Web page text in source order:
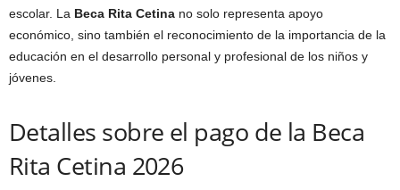
escolar. La Beca Rita Cetina no solo representa apoyo
económico, sino también el reconocimiento de la importancia de la
educación en el desarrollo personal y profesional de los niños y
jóvenes.
Detalles sobre el pago de la Beca
Rita Cetina 2026